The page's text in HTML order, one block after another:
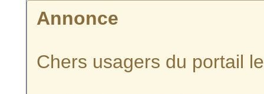
Annonce
Chers usagers du portail